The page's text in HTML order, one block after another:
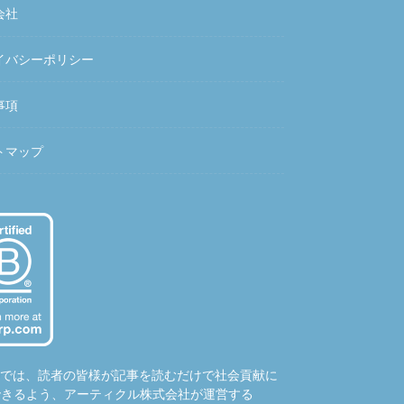
社
バシーポリシー
項
マップ
は、読者の皆様が記事を読むだけで社会貢献に
るよう、アーティクル株式会社が運営する